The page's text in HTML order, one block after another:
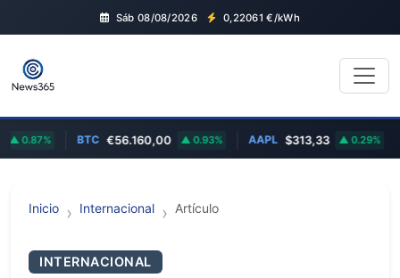
Sáb 08/08/2026 0,22061 €/kWh
BTC €56.160,00 0.93% AAPL $313,33 0.29% TSLA
Inicio Internacional Artículo
INTERNACIONAL